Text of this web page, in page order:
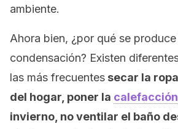
ambiente.
Ahora bien, ¿por qué se
condensación? Existen
las más frecuentes secar la
del hogar, poner la calefacción
invierno, no ventilar el baño